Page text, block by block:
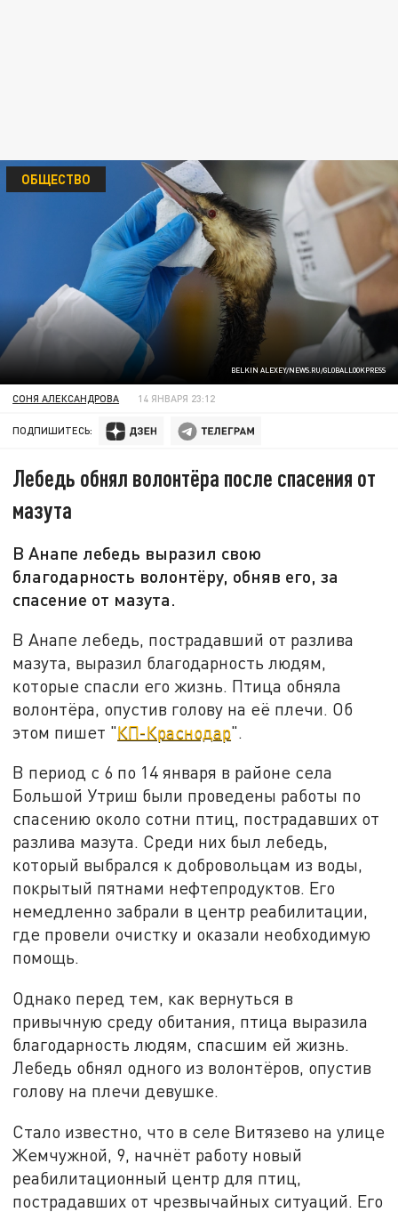
BELKIN ALEXEY/NEWS.RU/GLOBALLOOKPRESS
ОБЩЕСТВО
СОНЯ АЛЕКСАНДРОВА 14 ЯНВАРЯ 23:12
ПОДПИШИТЕСЬ:
Лебедь обнял волонтёра после спасения от
мазута
В Анапе лебедь выразил свою
благодарность волонтёру, обняв его, за
спасение от мазута.
В Анапе лебедь, пострадавший от разлива
мазута, выразил благодарность людям,
которые спасли его жизнь. Птица обняла
волонтёра, опустив голову на её плечи. Об
этом пишет "КП-Краснодар".
В период с 6 по 14 января в районе села
Большой Утриш были проведены работы по
спасению около сотни птиц, пострадавших от
разлива мазута. Среди них был лебедь,
который выбрался к добровольцам из воды,
покрытый пятнами нефтепродуктов. Его
немедленно забрали в центр реабилитации,
где провели очистку и оказали необходимую
помощь.
Однако перед тем, как вернуться в
привычную среду обитания, птица выразила
благодарность людям, спасшим ей жизнь.
Лебедь обнял одного из волонтёров, опустив
голову на плечи девушке.
Стало известно, что в селе Витязево на улице
Жемчужной, 9, начнёт работу новый
реабилитационный центр для птиц,
пострадавших от чрезвычайных ситуаций. Его